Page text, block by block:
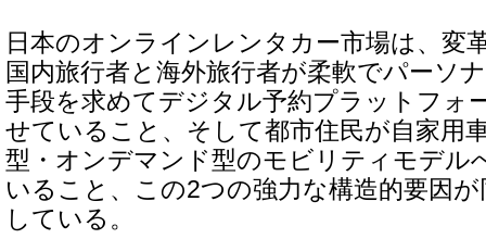
日本のオンラインレンタカー市場は、変
国内旅行者と海外旅行者が柔軟でパーソ
手段を求めてデジタル予約プラットフォ
せていること、そして都市住民が自家用
型・オンデマンド型のモビリティモデル
いること、この2つの強力な構造的要因
している。